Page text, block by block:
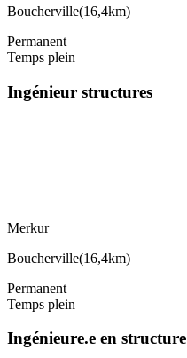
Boucherville(16,4km)
Permanent
Temps plein
Ingénieur structures
Merkur
Boucherville(16,4km)
Permanent
Temps plein
Ingénieure.e en structure